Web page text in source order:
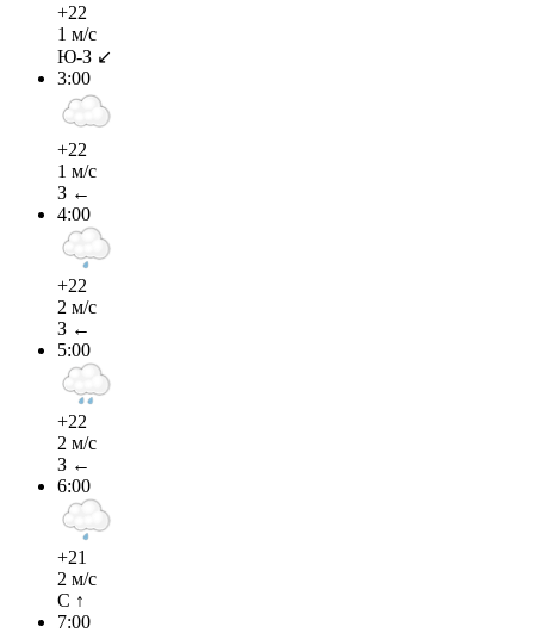
+22
1 м/с
Ю-З ↙
3:00
+22
1 м/с
З ←
4:00
+22
2 м/с
З ←
5:00
+22
2 м/с
З ←
6:00
+21
2 м/с
С ↑
7:00